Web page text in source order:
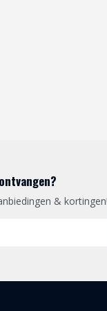
& kortingen!